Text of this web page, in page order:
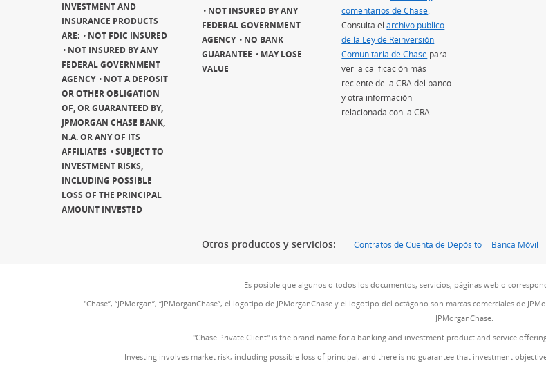
INVESTMENT AND
INSURANCE PRODUCTS
ARE:
NOT FDIC INSURED
NOT INSURED BY ANY
FEDERAL GOVERNMENT
AGENCY
NOT A DEPOSIT
OR OTHER OBLIGATION
OF, OR GUARANTEED BY,
JPMORGAN CHASE BANK,
N.A. OR ANY OF ITS
AFFILIATES
SUBJECT TO
INVESTMENT RISKS,
INCLUDING POSSIBLE
LOSS OF THE PRINCIPAL
AMOUNT INVESTED
NOT INSURED BY ANY
FEDERAL GOVERNMENT
AGENCY
NO BANK
GUARANTEE
MAY LOSE
VALUE
comentarios de Chase
Consulta elarchivo público
de la Ley de Reinversión
Comunitaria de Chase (Se abre en superposición)
para
ver la calificación más
reciente de la CRA del banco
y otra información
relacionada con la CRA.
Otros productos y servicios: Contratos de Cuenta de Depósito Banca Móvil
Es posible que algunos o todos los documentos, servicios, páginas web o
"Chase”, “JPMorgan”, “JPMorganChase”, el logotipo de JPMorganChase y el logotipo del octágono son marcas comerciales de
JPMorganChase.
"Chase Private Client" is the brand name for a banking and investment product and service
Investing involves market risk, including possible loss of principal, and there is no guarantee that investment